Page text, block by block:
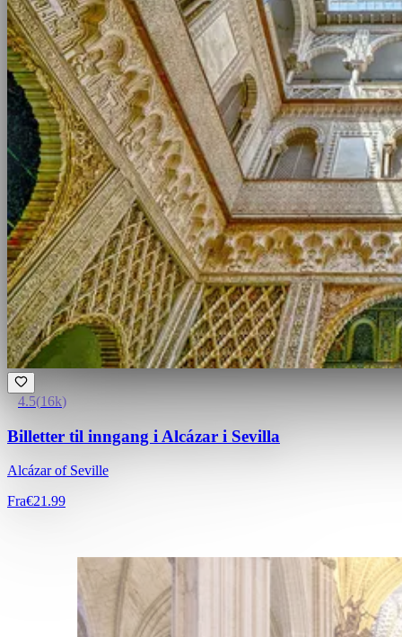
4.5(16k)
Billetter til inngang i Alcázar i Sevilla
Alcázar of Seville
Fra€21.99